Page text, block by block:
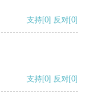
支持[0] 反对[0]
支持[0] 反对[0]